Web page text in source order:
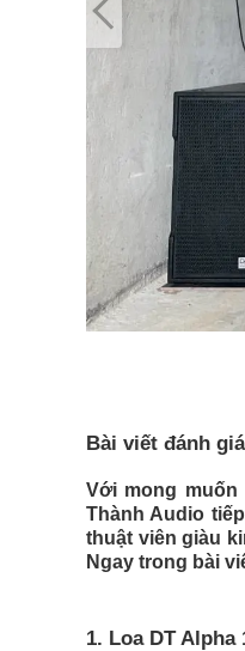
Bài viết đánh giá
Với mong
Thành Audio
thuật viên giàu
Ngay trong bài
1. Loa DT Alpha